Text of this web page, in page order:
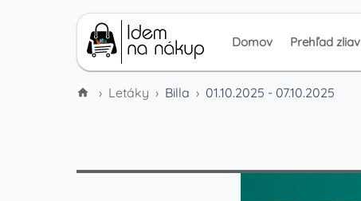
Domov Prehľad zliav
› Letáky › Billa › 01.10.2025 - 07.10.2025